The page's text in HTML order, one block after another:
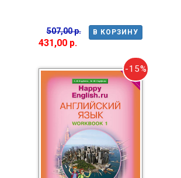
В КОРЗИНУ
507,00 р.
431,00 р.
-15%